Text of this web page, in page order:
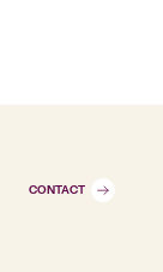
CONTACT